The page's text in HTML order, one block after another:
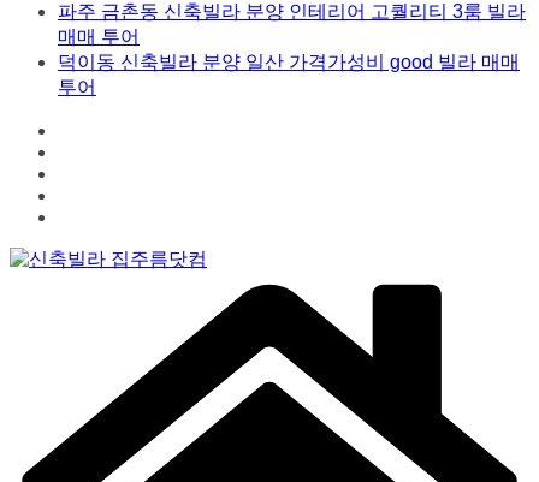
파주 금촌동 신축빌라 분양 인테리어 고퀄리티 3룸 빌라
매매 투어
덕이동 신축빌라 분양 일산 가격가성비 good 빌라 매매
투어